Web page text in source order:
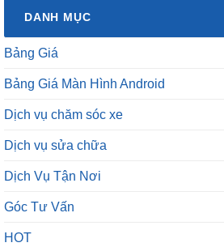
DANH MỤC
Bảng Giá
Bảng Giá Màn Hình Android
Dịch vụ chăm sóc xe
Dịch vụ sửa chữa
Dịch Vụ Tận Nơi
Góc Tư Vấn
HOT